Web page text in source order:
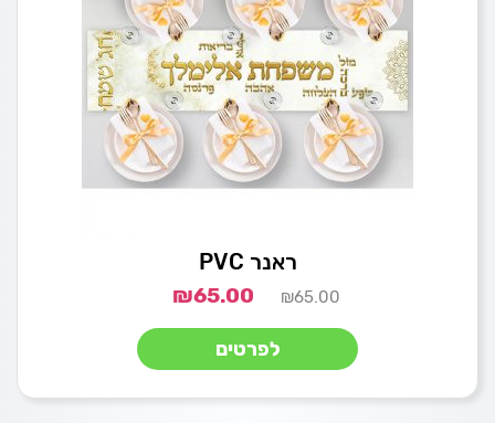
ראנר PVC
₪65.00
₪65.00
לפרטים